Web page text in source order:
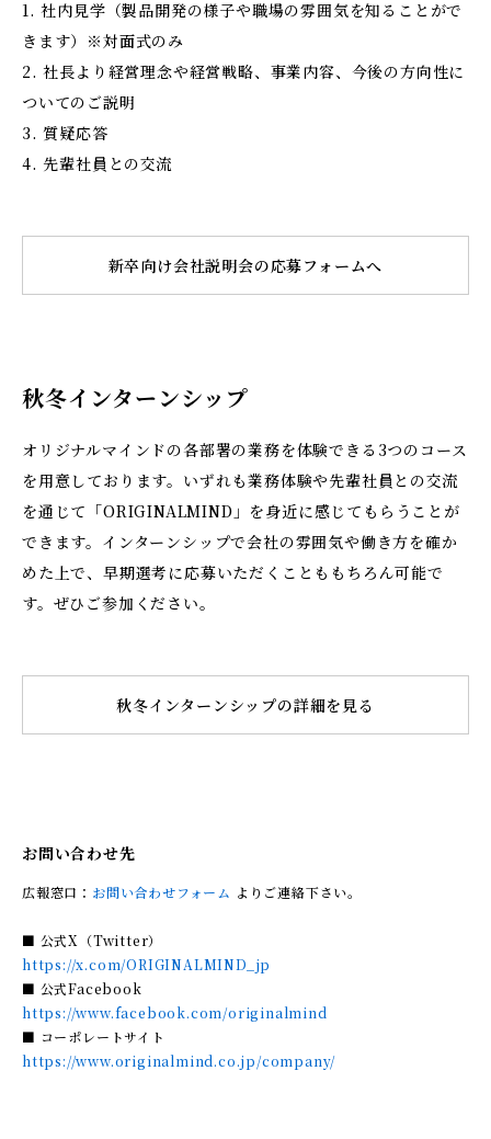
1. 社内見学（製品開発の様子や職場の雰囲気を知ることがで
きます）※対面式のみ
2. 社長より経営理念や経営戦略、事業内容、今後の方向性に
ついてのご説明
3. 質疑応答
4. 先輩社員との交流
新卒向け会社説明会の応募フォームへ
秋冬インターンシップ
オリジナルマインドの各部署の業務を体験できる3つのコース
を用意しております。いずれも業務体験や先輩社員との交流
を通じて「ORIGINALMIND」を身近に感じてもらうことが
できます。インターンシップで会社の雰囲気や働き方を確か
めた上で、早期選考に応募いただくことももちろん可能で
す。ぜひご参加ください。
秋冬インターンシップの詳細を見る
お問い合わせ先
広報窓口： お問い合わせフォーム よりご連絡下さい。
■ 公式X（Twitter）
https://x.com/ORIGINALMIND_jp
■ 公式Facebook
https://www.facebook.com/originalmind
■ コーポレートサイト
https://www.originalmind.co.jp/company/